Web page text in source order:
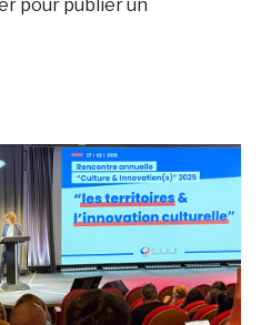
pour publier un